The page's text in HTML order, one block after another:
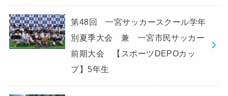
第48回 一宮サッカースクール学年
別夏季大会 兼 一宮市民サッカー
前期大会 【スポーツDEPOカッ
プ】5年生